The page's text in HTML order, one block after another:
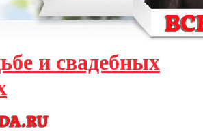
и свадебных